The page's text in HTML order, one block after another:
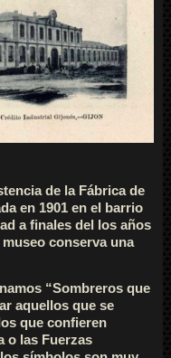
de la Fábrica de
en 1901 en el barrio
a finales del los años
conserva una
“Sombreros que
aquellos que se
que confieren
o las Fuerzas